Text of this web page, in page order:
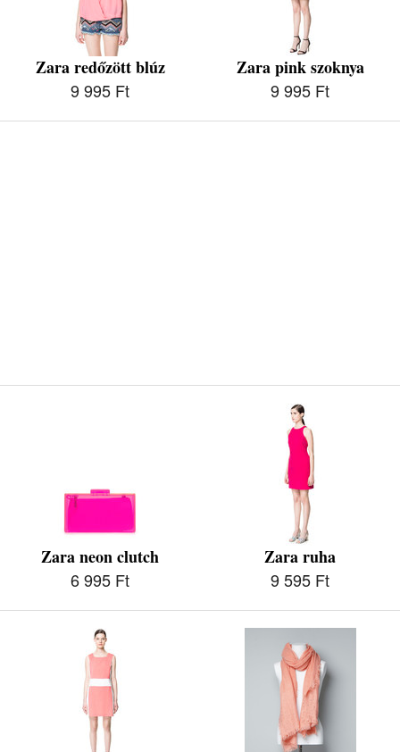
Zara redőzött blúz
9 995 Ft
Zara pink szoknya
9 995 Ft
Zara neon clutch
6 995 Ft
Zara ruha
9 595 Ft